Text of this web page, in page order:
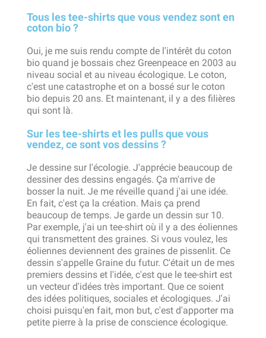
Tous les tee-shirts que vous vendez sont en
coton bio ?
Oui, je me suis rendu compte de l'intérêt du coton
bio quand je bossais chez Greenpeace en 2003 au
niveau social et au niveau écologique. Le coton,
c'est une catastrophe et on a bossé sur le coton
bio depuis 20 ans. Et maintenant, il y a des filières
qui sont là.
Sur les tee-shirts et les pulls que vous
vendez, ce sont vos dessins ?
Je dessine sur l'écologie. J'apprécie beaucoup de
dessiner des dessins engagés. Ça m'arrive de
bosser la nuit. Je me réveille quand j'ai une idée.
En fait, c'est ça la création. Mais ça prend
beaucoup de temps. Je garde un dessin sur 10.
Par exemple, j'ai un tee-shirt où il y a des éoliennes
qui transmettent des graines. Si vous voulez, les
éoliennes deviennent des graines de pissenlit. Ce
dessin s'appelle Graine du futur. C'était un de mes
premiers dessins et l'idée, c'est que le tee-shirt est
un vecteur d'idées très important. Que ce soient
des idées politiques, sociales et écologiques. J'ai
choisi puisqu'en fait, mon but, c'est d'apporter ma
petite pierre à la prise de conscience écologique.